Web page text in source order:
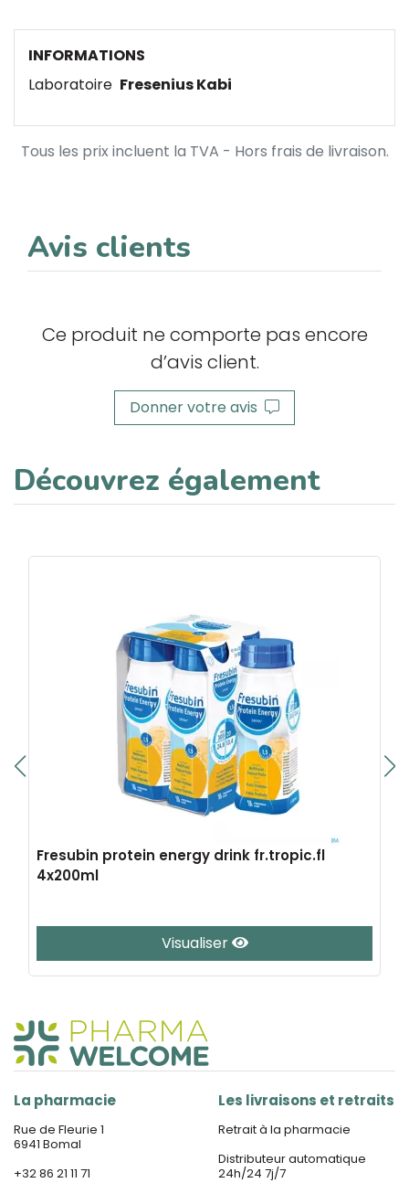
INFORMATIONS
Laboratoire Fresenius Kabi
Tous les prix incluent la TVA - Hors frais de livraison.
Avis clients
Ce produit ne comporte pas encore
d’avis client.
Donner votre avis
Découvrez également
Fresubin protein energy drink fr.tropic.fl
4x200ml
Visualiser
La pharmacie
Rue de Fleurie 1
6941 Bomal
+32 86 21 11 71
Les livraisons et retraits
Retrait à la pharmacie
Distributeur automatique
24h/24 7j/7